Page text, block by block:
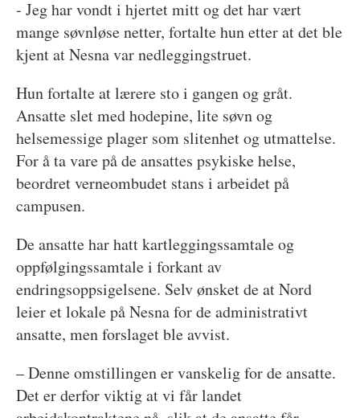
- Jeg har vondt i hjertet mitt og det har vært
mange søvnløse netter, fortalte hun etter at det ble
kjent at Nesna var nedleggingstruet.
Hun fortalte at lærere sto i gangen og gråt.
Ansatte slet med hodepine, lite søvn og
helsemessige plager som slitenhet og utmattelse.
For å ta vare på de ansattes psykiske helse,
beordret verneombudet stans i arbeidet på
campusen.
De ansatte har hatt kartleggingssamtale og
oppfølgingssamtale i forkant av
endringsoppsigelsene. Selv ønsket de at Nord
leier et lokale på Nesna for de administrativt
ansatte, men forslaget ble avvist.
– Denne omstillingen er vanskelig for de ansatte.
Det er derfor viktig at vi får landet